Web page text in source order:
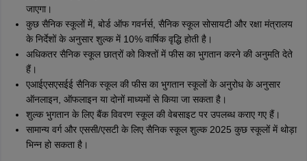
जाएगा।
कुछ सैनिक स्कूलों में, बोर्ड ऑफ गवर्नर्स, सैनिक स्कूल सोसायटी और रक्षा मंत्रालय
के निर्देशों के अनुसार शुल्क में 10% वार्षिक वृद्धि होती है।
अधिकतर सैनिक स्कूल छात्रों को किश्तों में फीस का भुगतान करने की अनुमति देते
हैं।
एआईएसएसईई सैनिक स्कूल की फीस का भुगतान स्कूलों के अनुरोध के अनुसार
ऑनलाइन, ऑफलाइन या दोनों माध्यमों से किया जा सकता है।
शुल्क भुगतान के लिए बैंक विवरण स्कूल की वेबसाइट पर उपलब्ध कराए गए हैं।
सामान्य वर्ग और एससी/एसटी के लिए सैनिक स्कूल शुल्क 2025 कुछ स्कूलों में थोड़ा
भिन्न हो सकता है।